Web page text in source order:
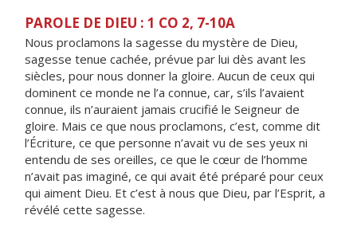
PAROLE DE DIEU : 1 CO 2, 7-10A
Nous proclamons la sagesse du mystère de Dieu,
sagesse tenue cachée, prévue par lui dès avant les
siècles, pour nous donner la gloire. Aucun de ceux qui
dominent ce monde ne l’a connue, car, s’ils l’avaient
connue, ils n’auraient jamais crucifié le Seigneur de
gloire. Mais ce que nous proclamons, c’est, comme dit
l’Écriture, ce que personne n’avait vu de ses yeux ni
entendu de ses oreilles, ce que le cœur de l’homme
n’avait pas imaginé, ce qui avait été préparé pour ceux
qui aiment Dieu. Et c’est à nous que Dieu, par l’Esprit, a
révélé cette sagesse.